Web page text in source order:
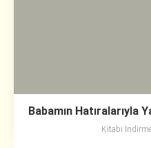
Babamın Hatıralarıyla
Kitabı